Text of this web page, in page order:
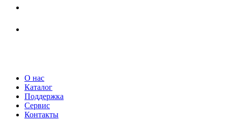
О нас
Каталог
Поддержка
Сервис
Контакты